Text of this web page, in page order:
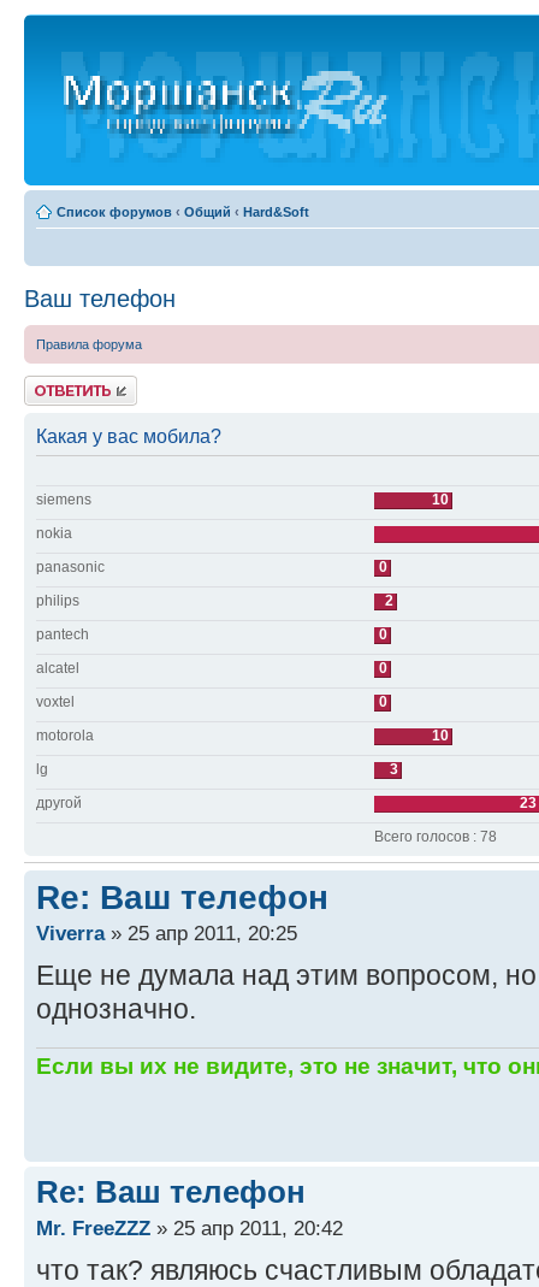
Список форумов ‹ Общий ‹ Hard&Soft
Ваш телефон
Правила форума
Ответить
Какая у вас мобила?
siemens
10
nokia
panasonic
0
philips
2
pantech
0
alcatel
0
voxtel
0
motorola
10
lg
3
другой
23
Всего голосов : 78
Re: Ваш телефон
Viverra» 25 апр 2011, 20:25
Еще не думала над этим вопросом, но
однозначно.
Если вы их не видите, это не значит, что
Re: Ваш телефон
Mr. FreeZZZ » 25 апр 2011, 20:42
что так? являюсь счастливым